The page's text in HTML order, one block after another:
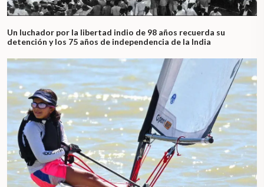
Un luchador por la libertad indio de 98 años recuerda su
detención y los 75 años de independencia de la India